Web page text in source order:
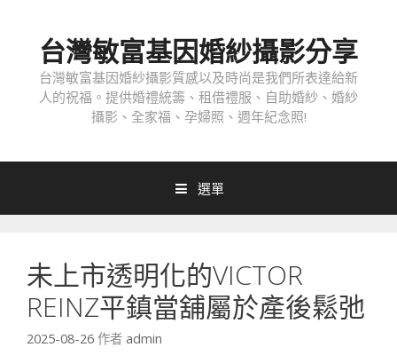
台灣敏富基因婚紗攝影分享
台灣敏富基因婚紗攝影質感以及時尚是我們所表達給新
人的祝福。提供婚禮統籌、租借禮服、自助婚紗、婚紗
攝影、全家福、孕婦照、週年紀念照!
選單
未上市透明化的VICTOR
REINZ平鎮當舖屬於產後鬆弛
2025-08-26 作者 admin